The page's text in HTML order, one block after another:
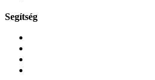
Segítség